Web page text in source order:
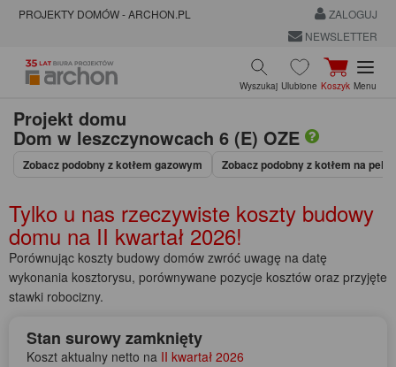
PROJEKTY DOMÓW - ARCHON.PL
ZALOGUJ
NEWSLETTER
Wyszukaj Ulubione Koszyk Menu
Projekt domu
Dom w leszczynowcach 6 (E) OZE
Zobacz podobny z kotłem gazowym Zobacz podobny z kotłem na pellet
Tylko u nas rzeczywiste koszty budowy
domu na II kwartał 2026!
Porównując koszty budowy domów zwróć uwagę na datę
wykonania kosztorysu, porównywane pozycje kosztów oraz przyjęte
stawki robocizny.
Stan surowy zamknięty
Koszt aktualny netto na II kwartał 2026